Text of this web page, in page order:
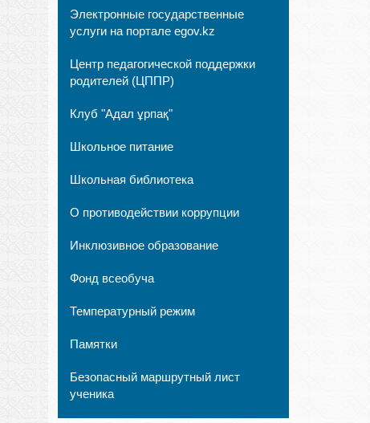
Электронные государственные
услуги на портале egov.kz
Центр педагогической поддержки
родителей (ЦППР)
Клуб "Адал ұрпақ"
Школьное питание
Школьная библиотека
О противодействии коррупции
Инклюзивное образование
Фонд всеобуча
Температурный режим
Памятки
Безопасный маршрутный лист
ученика